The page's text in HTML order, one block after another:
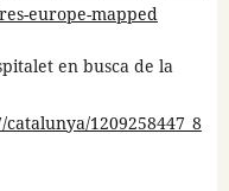
europe-mapped
en busca de la
1209258447_8